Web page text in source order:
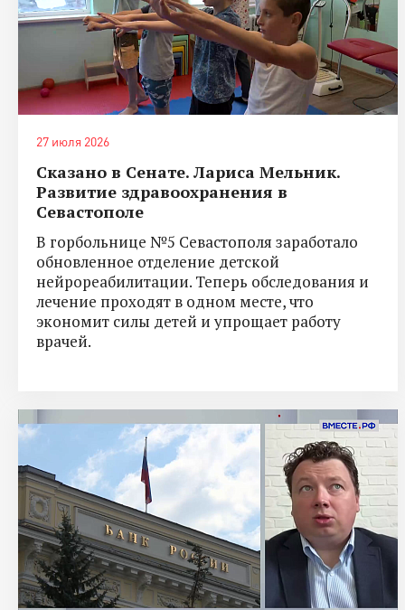
27 июля 2026
Сказано в Сенате. Лариса Мельник.
Развитие здравоохранения в
Севастополе
В горбольнице №5 Севастополя заработало
обновленное отделение детской
нейрореабилитации. Теперь обследования и
лечение проходят в одном месте, что
экономит силы детей и упрощает работу
врачей.